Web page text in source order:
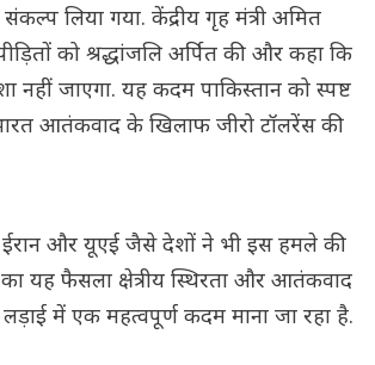
संकल्प लिया गया. केंद्रीय गृह मंत्री अमित
को श्रद्धांजलि अर्पित की और कहा कि
नहीं जाएगा. यह कदम पाकिस्तान को स्पष्ट
आतंकवाद के खिलाफ जीरो टॉलरेंस की
ईरान और यूएई जैसे देशों ने भी इस हमले की
यह फैसला क्षेत्रीय स्थिरता और आतंकवाद
में एक महत्वपूर्ण कदम माना जा रहा है.